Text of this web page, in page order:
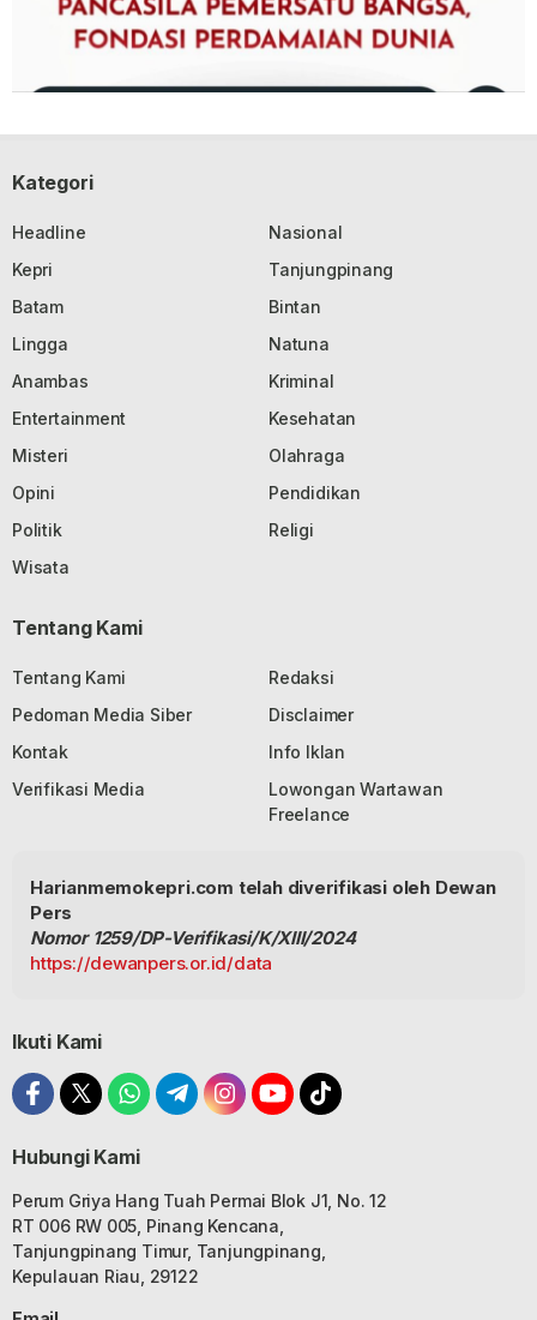
Kategori
Headline
Nasional
Kepri
Tanjungpinang
Batam
Bintan
Lingga
Natuna
Anambas
Kriminal
Entertainment
Kesehatan
Misteri
Olahraga
Opini
Pendidikan
Politik
Religi
Wisata
Tentang Kami
Tentang Kami
Redaksi
Pedoman Media Siber
Disclaimer
Kontak
Info Iklan
Verifikasi Media
Lowongan Wartawan
Freelance
Harianmemokepri.com telah diverifikasi oleh Dewan
Pers
Nomor 1259/DP-Verifikasi/K/XIII/2024
https://dewanpers.or.id/data
Ikuti Kami
Hubungi Kami
Perum Griya Hang Tuah Permai Blok J1, No. 12
RT 006 RW 005, Pinang Kencana,
Tanjungpinang Timur, Tanjungpinang,
Kepulauan Riau, 29122